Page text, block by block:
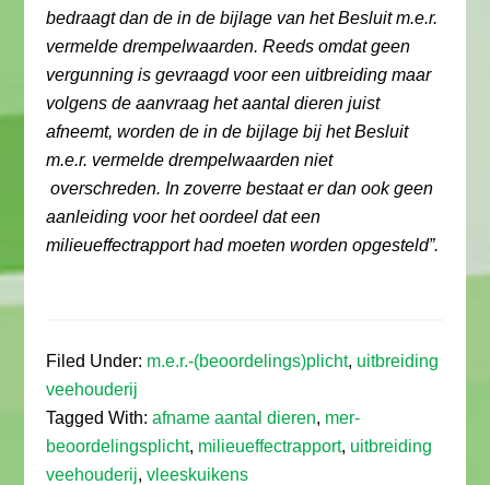
bedraagt dan de in de bijlage van het Besluit m.e.r.
vermelde drempelwaarden. Reeds omdat geen
vergunning is gevraagd voor een uitbreiding maar
volgens de aanvraag het aantal dieren juist
afneemt, worden de in de bijlage bij het Besluit
m.e.r. vermelde drempelwaarden niet
overschreden. In zoverre bestaat er dan ook geen
aanleiding voor het oordeel dat een
milieueffectrapport had moeten worden opgesteld”.
Filed Under: m.e.r.-(beoordelings)plicht, uitbreiding
veehouderij
Tagged With:afname aantal dieren, mer-
beoordelingsplicht, milieueffectrapport, uitbreiding
veehouderij,vleeskuikens